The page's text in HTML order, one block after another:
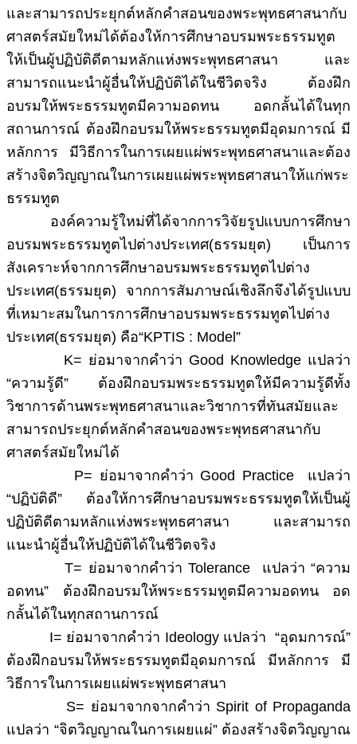
และสามารถประยุกต์หลักคำสอนของพระพุทธศาสนากับ
ศาสตร์สมัยใหม่ได้ต้องให้การศึกษาอบรมพระธรรมทูต
ให้เป็นผู้ปฏิบัติดีตามหลักแห่งพระพุทธศาสนา และ
สามารถแนะนำผู้อื่นให้ปฏิบัติได้ในชีวิตจริง ต้องฝึก
อบรมให้พระธรรมทูตมีความอดทน อดกลั้นได้ในทุก
สถานการณ์ ต้องฝึกอบรมให้พระธรรมทูตมีอุดมการณ์ มี
หลักการ มีวิธีการในการเผยแผ่พระพุทธศาสนาและต้อง
สร้างจิตวิญญาณในการเผยแผ่พระพุทธศาสนาให้แก่พระ
ธรรมทูต
องค์ความรู้ใหม่ที่ได้จากการวิจัยรูปแบบการศึกษา
อบรมพระธรรมทูตไปต่างประเทศ(ธรรมยุต) เป็นการ
สังเคราะห์จากการศึกษาอบรมพระธรรมทูตไปต่าง
ประเทศ(ธรรมยุต) จากการสัมภาษณ์เชิงลึกจึงได้รูปแบบ
ที่เหมาะสมในการการศึกษาอบรมพระธรรมทูตไปต่าง
ประเทศ(ธรรมยุต) คือ“KPTIS : Model”
K= ย่อมาจากคำว่า Good Knowledge แปลว่า
“ความรู้ดี” ต้องฝึกอบรมพระธรรมทูตให้มีความรู้ดีทั้ง
วิชาการด้านพระพุทธศาสนาและวิชาการที่ทันสมัยและ
สามารถประยุกต์หลักคำสอนของพระพุทธศาสนากับ
ศาสตร์สมัยใหม่ได้
P= ย่อมาจากคำว่า Good Practice แปลว่า
“ปฏิบัติดี” ต้องให้การศึกษาอบรมพระธรรมทูตให้เป็นผู้
ปฏิบัติดีตามหลักแห่งพระพุทธศาสนา และสามารถ
แนะนำผู้อื่นให้ปฏิบัติได้ในชีวิตจริง
T= ย่อมาจากคำว่า Tolerance แปลว่า “ความ
อดทน” ต้องฝึกอบรมให้พระธรรมทูตมีความอดทน อด
กลั้นได้ในทุกสถานการณ์
I= ย่อมาจากคำว่า Ideology แปลว่า “อุดมการณ์”
ต้องฝึกอบรมให้พระธรรมทูตมีอุดมการณ์ มีหลักการ มี
วิธีการในการเผยแผ่พระพุทธศาสนา
S= ย่อมาจากจากคำว่า Spirit of Propaganda
แปลว่า “จิตวิญญาณในการเผยแผ่” ต้องสร้างจิตวิญญาณ